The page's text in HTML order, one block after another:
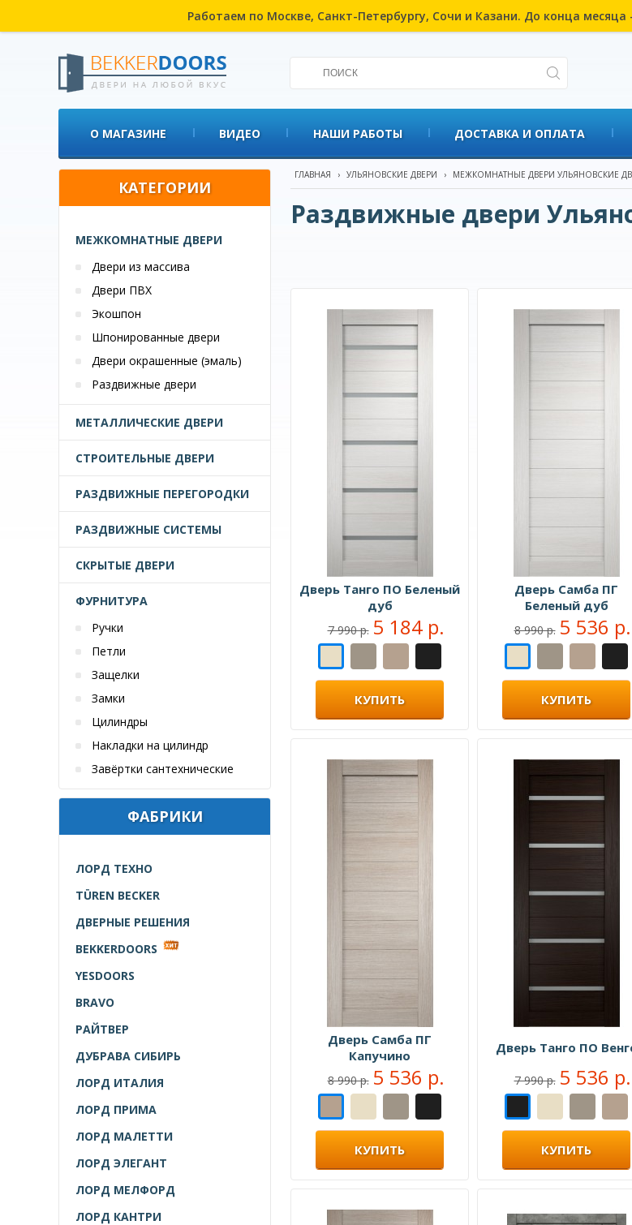
Работаем по Москве, Санкт-Петербургу, Сочи и Казани. До конца
О МАГАЗИНЕ ВИДЕО НАШИ РАБОТЫ ДОСТАВКА И ОПЛАТА
КАТЕГОРИИ
МЕЖКОМНАТНЫЕ ДВЕРИ
Двери из массива
Двери ПВХ
Экошпон
Шпонированные двери
Двери окрашенные (эмаль)
Раздвижные двери
МЕТАЛЛИЧЕСКИЕ ДВЕРИ
СТРОИТЕЛЬНЫЕ ДВЕРИ
РАЗДВИЖНЫЕ ПЕРЕГОРОДКИ
РАЗДВИЖНЫЕ СИСТЕМЫ
СКРЫТЫЕ ДВЕРИ
ФУРНИТУРА
Ручки
Петли
Защелки
Замки
Цилиндры
Накладки на цилиндр
Завёртки сантехнические
ФАБРИКИ
ЛОРД ТЕХНО
TÜREN BECKER
ДВЕРНЫЕ РЕШЕНИЯ
BEKKERDOORS
YESDOORS
BRAVO
РАЙТВЕР
ДУБРАВА СИБИРЬ
ЛОРД ИТАЛИЯ
ЛОРД ПРИМА
ЛОРД МАЛЕТТИ
ЛОРД ЭЛЕГАНТ
ЛОРД МЕЛФОРД
ЛОРД КАНТРИ
ГЛАВНАЯ › УЛЬЯНОВСКИЕ ДВЕРИ › МЕЖКОМНАТНЫЕ ДВЕРИ УЛЬЯНОВСКИЕ
Раздвижные двери
Дверь Танго ПО Беленый
дуб
7 990 р. 5 184 р.
КУПИТЬ
Дверь Самба ПГ
Беленый дуб
8 990 р. 5 536 р.
КУПИТЬ
Дверь Самба ПГ
Капучино
8 990 р. 5 536 р.
КУПИТЬ
Дверь Танго ПО
7 990 р. 5 536 р.
КУПИТЬ